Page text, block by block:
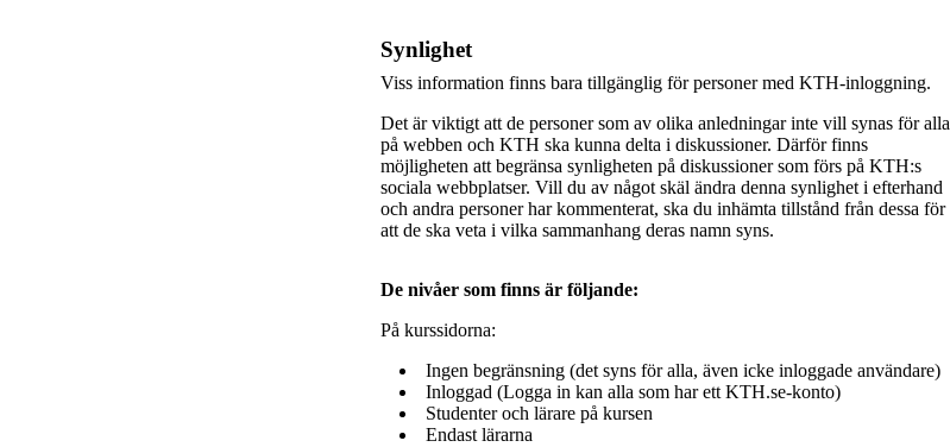
Synlighet
Viss information finns bara tillgänglig för personer med KTH-inloggning.
Det är viktigt att de personer som av olika anledningar inte vill synas för alla
på webben och KTH ska kunna delta i diskussioner. Därför finns
möjligheten att begränsa synligheten på diskussioner som förs på KTH:s
sociala webbplatser. Vill du av något skäl ändra denna synlighet i efterhand
och andra personer har kommenterat, ska du inhämta tillstånd från dessa för
att de ska veta i vilka sammanhang deras namn syns.
De nivåer som finns är följande:
På kurssidorna:
Ingen begränsning (det syns för alla, även icke inloggade användare)
Inloggad (Logga in kan alla som har ett KTH.se-konto)
Studenter och lärare på kursen
Endast lärarna